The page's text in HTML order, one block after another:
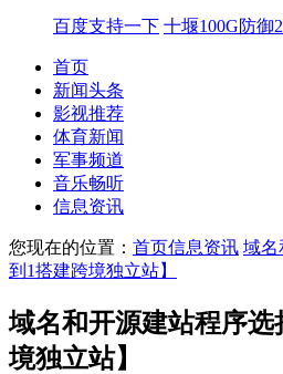
百度支持一下 十堰100G防御
首页
新闻头条
影视推荐
体育新闻
军事频道
音乐畅听
信息资讯
您现在的位置： 首页信息资讯 域名
到1搭建跨境独立站】
域名和开源建站程序选
境独立站】